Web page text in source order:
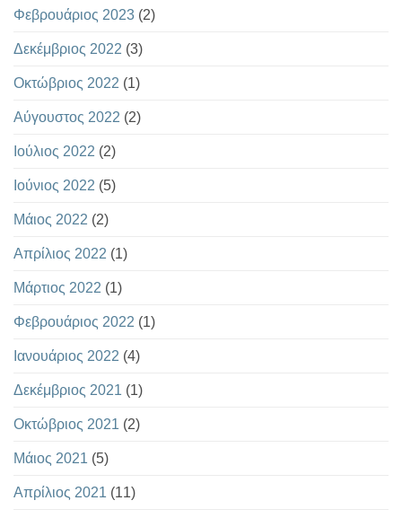
Φεβρουάριος 2023 (2)
Δεκέμβριος 2022 (3)
Οκτώβριος 2022 (1)
Αύγουστος 2022 (2)
Ιούλιος 2022 (2)
Ιούνιος 2022 (5)
Μάιος 2022 (2)
Απρίλιος 2022 (1)
Μάρτιος 2022 (1)
Φεβρουάριος 2022 (1)
Ιανουάριος 2022 (4)
Δεκέμβριος 2021 (1)
Οκτώβριος 2021 (2)
Μάιος 2021 (5)
Απρίλιος 2021 (11)